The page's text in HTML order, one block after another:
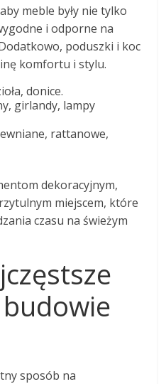
meble były nie tylko
i odporne na
poduszki i koc
komfortu i stylu.
donice.
girlandy, lampy
rattanowe,
dekoracyjnym,
miejscem, które
czasu na świeżym
budowie
sposób na